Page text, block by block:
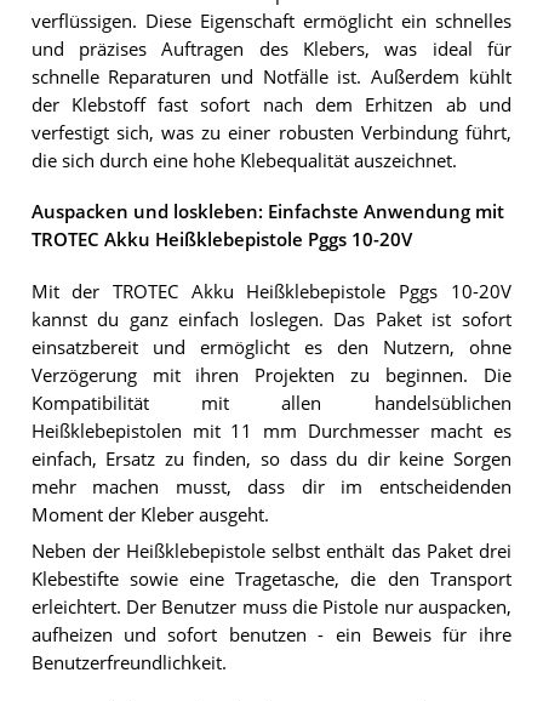
verflüssigen. Diese Eigenschaft ermöglicht ein schnelles
und präzises Auftragen des Klebers, was ideal für
schnelle Reparaturen und Notfälle ist. Außerdem kühlt
der Klebstoff fast sofort nach dem Erhitzen ab und
verfestigt sich, was zu einer robusten Verbindung führt,
die sich durch eine hohe Klebequalität auszeichnet.
Auspacken und loskleben: Einfachste Anwendung mit
TROTEC Akku Heißklebepistole Pggs 10-20V
Mit der TROTEC Akku Heißklebepistole Pggs 10-20V
kannst du ganz einfach loslegen. Das Paket ist sofort
einsatzbereit und ermöglicht es den Nutzern, ohne
Verzögerung mit ihren Projekten zu beginnen. Die
Kompatibilität mit allen handelsüblichen
Heißklebepistolen mit 11 mm Durchmesser macht es
einfach, Ersatz zu finden, so dass du dir keine Sorgen
mehr machen musst, dass dir im entscheidenden
Moment der Kleber ausgeht.
Neben der Heißklebepistole selbst enthält das Paket drei
Klebestifte sowie eine Tragetasche, die den Transport
erleichtert. Der Benutzer muss die Pistole nur auspacken,
aufheizen und sofort benutzen - ein Beweis für ihre
Benutzerfreundlichkeit.